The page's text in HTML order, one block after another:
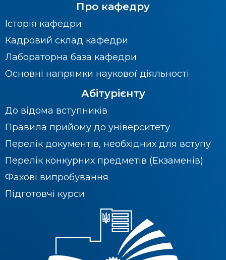
Про кафедру
Історія кафедри
Кадровий склад кафедри
Лабораторна база кафедри
Основні напрямки наукової діяльності
Абітурієнту
До відома вступників
Правила прийому до університету
Перелік документів, необхідних для вступу
Перелік конкурних предметів (Екзаменів)
Фахові випробування
Підготовчі курси